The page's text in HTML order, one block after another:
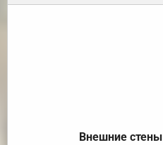
Внешние стены